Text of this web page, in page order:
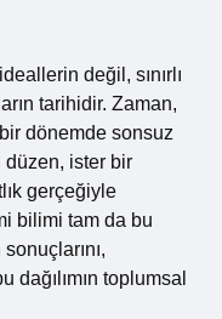
değil, sınırlı
tarihidir. Zaman,
dönemde sonsuz
düzen, ister bir
gerçeğiyle
bilimi tam da bu
dağılımın toplumsal